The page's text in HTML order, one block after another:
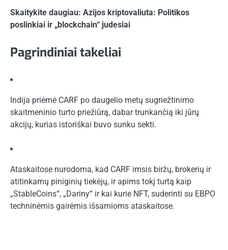
Skaitykite daugiau: Azijos kriptovaliuta: Politikos
poslinkiai ir „blockchain“ judesiai
Pagrindiniai takeliai
Indija priėmė CARF po daugelio metų sugriežtinimo
skaitmeninio turto priežiūrą, dabar trunkančią iki jūrų
akcijų, kurias istoriškai buvo sunku sekti.
Ataskaitose nurodoma, kad CARF imsis biržų, brokerių ir
atitinkamų piniginių tiekėjų, ir apims tokį turtą kaip
„StableCoins“, „Dariny“ ir kai kurie NFT, suderinti su EBPO
techninėmis gairėmis išsamioms ataskaitose.